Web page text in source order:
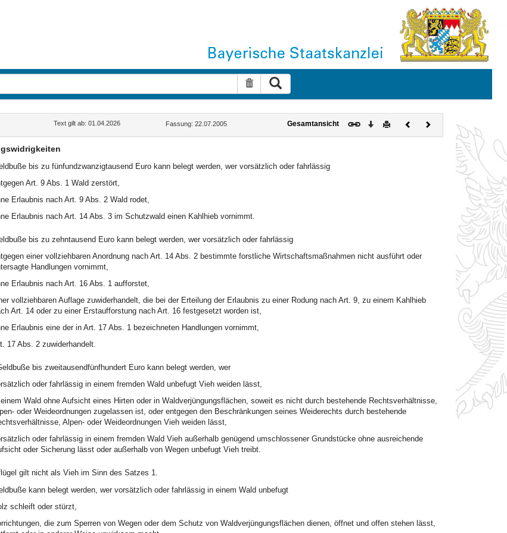
Suche zurücksetzen
Text gilt ab: 01.04.2026 Fassung: 22.07.2005 Gesamtansicht Download
DruckenVorherigesNächstes
Dokument
bis zu fünfundzwanzigtausend Euro kann belegt werden, wer vorsätzlich oder fahrlässig
Art. 9 Abs. 1 Wald zerstört,
Erlaubnis nach Art. 9 Abs. 2 Wald rodet,
Erlaubnis nach Art. 14 Abs. 3 im Schutzwald einen Kahlhieb vornimmt.
bis zu zehntausend Euro kann belegt werden, wer vorsätzlich oder fahrlässig
einer vollziehbaren Anordnung nach Art. 14 Abs. 2 bestimmte forstliche Wirtschaftsmaßnahmen nicht ausführt oder
Handlungen vornimmt,
Erlaubnis nach Art. 16 Abs. 1 aufforstet,
vollziehbaren Auflage zuwiderhandelt, die bei der Erteilung der Erlaubnis zu einer Rodung nach Art. 9, zu einem Kahlhieb
Art. 14 oder zu einer Erstaufforstung nach Art. 16 festgesetzt worden ist,
Erlaubnis eine der in Art. 17 Abs. 1 bezeichneten Handlungen vornimmt,
17 Abs. 2 zuwiderhandelt.
bis zweitausendfünfhundert Euro kann belegt werden, wer
oder fahrlässig in einem fremden Wald unbefugt Vieh weiden lässt,
Wald ohne Aufsicht eines Hirten oder in Waldverjüngungsflächen, soweit es nicht durch bestehende Rechtsverhältnisse,
oder Weideordnungen zugelassen ist, oder entgegen den Beschränkungen seines Weiderechts durch bestehende
Alpen- oder Weideordnungen Vieh weiden lässt,
oder fahrlässig in einem fremden Wald Vieh außerhalb genügend umschlossener Grundstücke ohne ausreichende
oder Sicherung lässt oder außerhalb von Wegen unbefugt Vieh treibt.
gilt nicht als Vieh im Sinn des Satzes 1.
kann belegt werden, wer vorsätzlich oder fahrlässig in einem Wald unbefugt
schleift oder stürzt,
die zum Sperren von Wegen oder dem Schutz von Waldverjüngungsflächen dienen, öffnet und offen stehen lässt,